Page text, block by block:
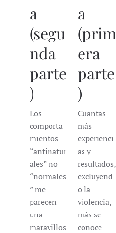
a
(segu
nda
parte
)
Los
comporta
mientos
“antinatur
ales” no
“normales
” me
parecen
una
maravillos
a
(prim
era
parte
)
Cuantas
más
experienci
as y
resultados,
excluyend
o la
violencia,
más se
conoce